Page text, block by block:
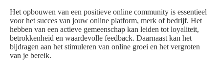
Het opbouwen van een positieve online community is essentieel
voor het succes van jouw online platform, merk of bedrijf. Het
hebben van een actieve gemeenschap kan leiden tot loyaliteit,
betrokkenheid en waardevolle feedback. Daarnaast kan het
bijdragen aan het stimuleren van online groei en het vergroten
van je bereik.